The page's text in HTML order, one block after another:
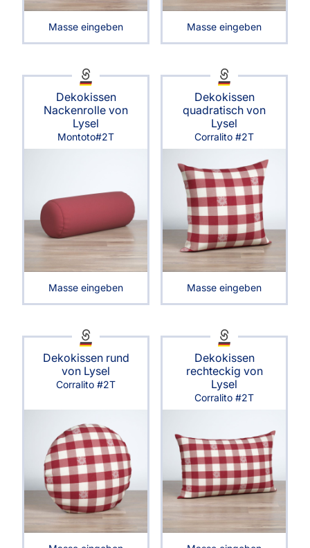
Masse eingeben Masse eingeben
Dekokissen
Nackenrolle von
Lysel
Montoto#2T
Masse eingeben
Dekokissen
quadratisch von
Lysel
Corralito #2T
Masse eingeben
Dekokissen rund
von Lysel
Corralito #2T
Dekokissen
rechteckig von
Lysel
Corralito #2T